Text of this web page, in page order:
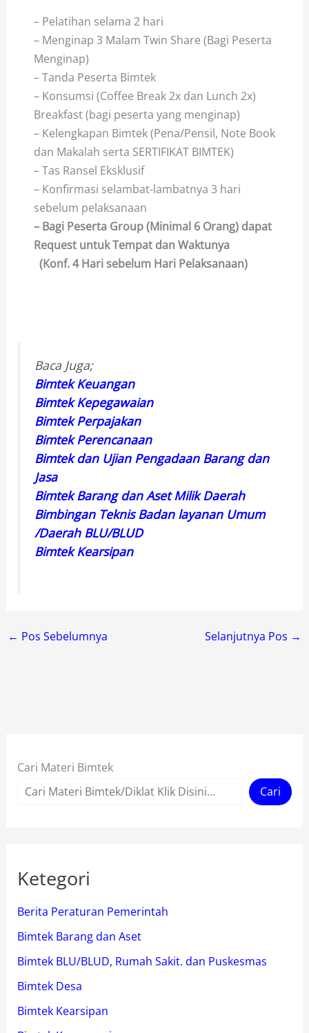
– Pelatihan selama 2 hari
– Menginap 3 Malam Twin Share (Bagi Peserta
Menginap)
– Tanda Peserta Bimtek
– Konsumsi (Coffee Break 2x dan Lunch 2x)
Breakfast (bagi peserta yang menginap)
– Kelengkapan Bimtek (Pena/Pensil, Note Book
dan Makalah serta SERTIFIKAT BIMTEK)
– Tas Ransel Eksklusif
– Konfirmasi selambat-lambatnya 3 hari
sebelum pelaksanaan
– Bagi Peserta Group (Minimal 6 Orang) dapat
Request untuk Tempat dan Waktunya
(Konf. 4 Hari sebelum Hari Pelaksanaan)
Baca Juga;
Bimtek Keuangan
Bimtek Kepegawaian
Bimtek Perpajakan
Bimtek Perencanaan
Bimtek dan Ujian Pengadaan Barang dan
Jasa
Bimtek Barang dan Aset Milik Daerah
Bimbingan Teknis Badan layanan Umum
/Daerah BLU/BLUD
Bimtek Kearsipan
← Pos Sebelumnya Selanjutnya Pos →
Cari Materi Bimtek
Cari
Ketegori
Berita Peraturan Pemerintah
Bimtek Barang dan Aset
Bimtek BLU/BLUD, Rumah Sakit. dan Puskesmas
Bimtek Desa
Bimtek Kearsipan